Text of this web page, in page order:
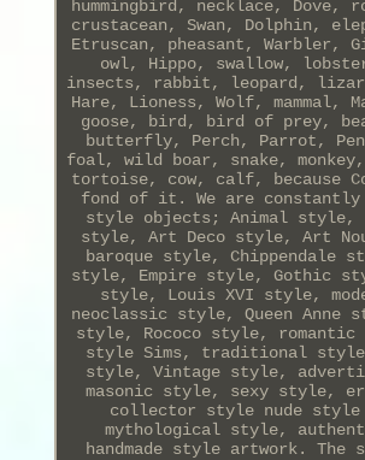
hummingbird, necklace, Dove,
crustacean, Swan, Dolphin,
Etruscan, pheasant, Warbler,
owl, Hippo, swallow,
insects, rabbit, leopard,
Hare, Lioness, Wolf, mammal,
goose, bird, bird of prey,
butterfly, Perch, Parrot,
foal, wild boar, snake,
tortoise, cow, calf, because
fond of it. We are
style objects; Animal style,
style, Art Deco style, Art
baroque style, Chippendale
style, Empire style, Gothic
style, Louis XVI style,
neoclassic style, Queen Anne
style, Rococo style, romantic
style Sims, traditional
style, Vintage style,
masonic style, sexy style,
collector style nude style
mythological style,
handmade style artwork. The